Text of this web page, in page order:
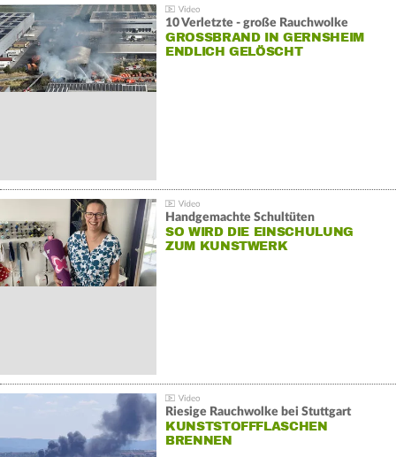
10 Verletzte - große Rauchwolke
GROSSBRAND IN GERNSHEIM E
NDLICH GELÖSCHT
Handgemachte Schultüten
SO WIRD DIE EINSCHULUNG
ZUM KUNSTWERK
Riesige Rauchwolke bei Stuttgart
KUNSTSTOFFFLASCHEN
BRENNEN